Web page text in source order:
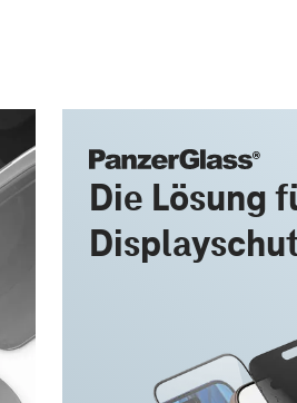
Die Lösung